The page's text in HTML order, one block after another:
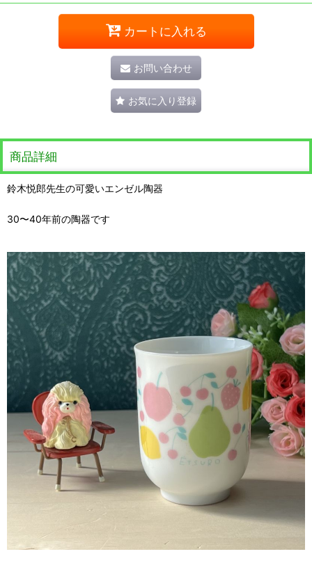
カートに入れる
お問い合わせ
お気に入り登録
商品詳細
鈴木悦郎先生の可愛いエンゼル陶器
30〜40年前の陶器です